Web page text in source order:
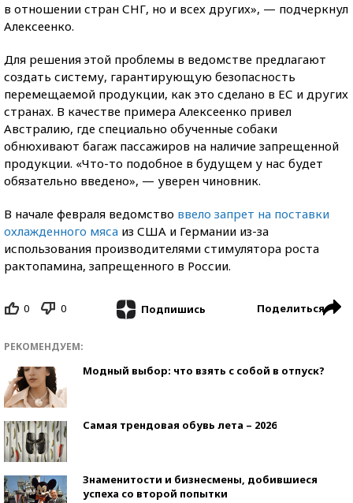
в отношении стран СНГ, но и всех других», — подчеркнул
Алексеенко.
Для решения этой проблемы в ведомстве предлагают
создать систему, гарантирующую безопасность
перемещаемой продукции, как это сделано в ЕС и других
странах. В качестве примера Алексеенко привел
Австралию, где специально обученные собаки
обнюхивают багаж пассажиров на наличие запрещенной
продукции. «Что-то подобное в будущем у нас будет
обязательно введено», — уверен чиновник.
В начале февраля ведомство ввело запрет на поставки
охлажденного мяса из США и Германии из-за
использования производителями стимулятора роста
рактопамина, запрещенного в России.
0 0 Подпишись Поделиться
РЕКОМЕНДУЕМ:
Модный выбор: что взять с собой в отпуск?
Самая трендовая обувь лета – 2026
Знаменитости и бизнесмены, добившиеся
успеха со второй попытки